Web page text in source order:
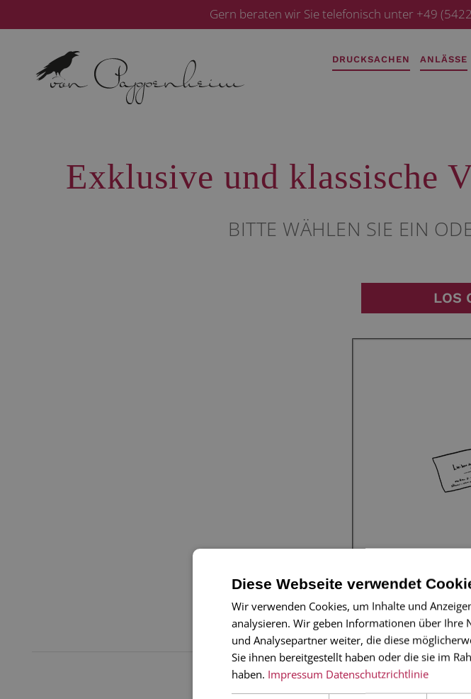
Inhalt
Gern beraten wir Sie telefonisch unter +49
DRUCKSACHEN ANLÄSSE
Exklusive und klassische
BITTE WÄHLEN SIE EIN
LOS
Diese Webseite verwendet
Wir verwenden Cookies, um Inhalte und
analysieren. Wir geben Informationen über Ihre
und Analysepartner weiter, die diese
Sie ihnen bereitgestellt haben oder die sie im
haben. Impressum Datenschutzrichtlinie